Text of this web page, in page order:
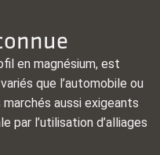
en magnésium, est
que l’automobile ou
aussi exigeants
par l’utilisation d’alliages